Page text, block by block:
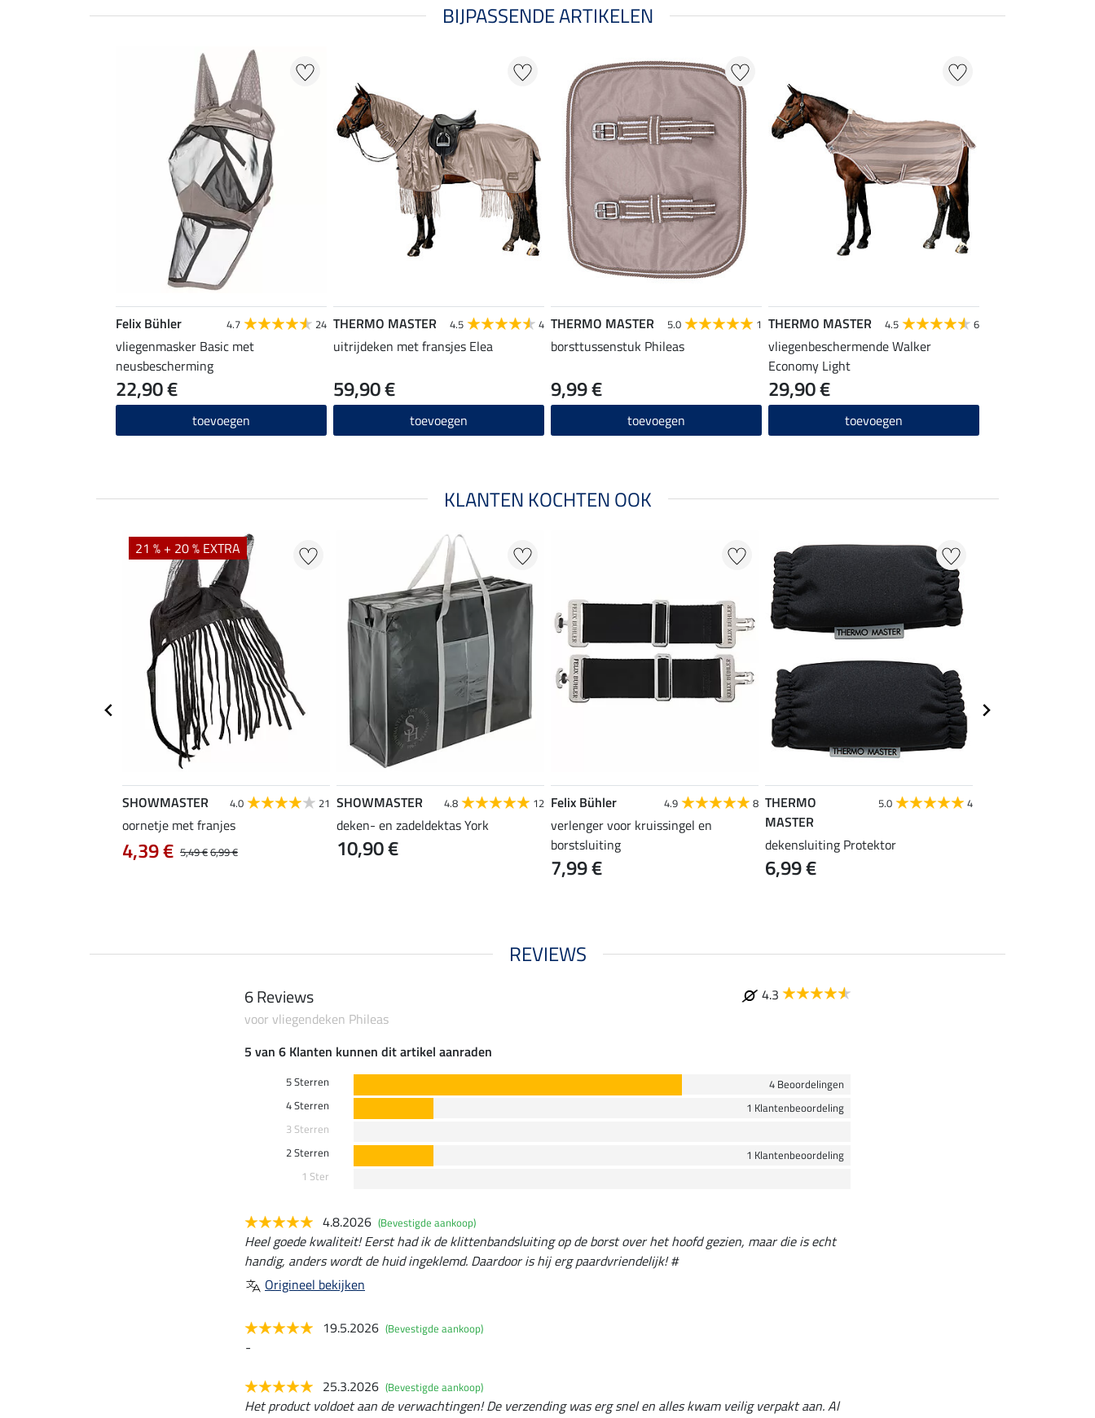
BIJPASSENDE ARTIKELEN
Felix Bühler 4.7 24
vliegenmasker Basic met
neusbescherming
22,90 €
toevoegen
THERMO MASTER 4.5 4
uitrijdeken met fransjes Elea
59,90 €
toevoegen
THERMO MASTER 5.0 1
borsttussenstuk Phileas
9,99 €
toevoegen
THERMO MASTER 4.5 6
vliegenbeschermende Walker
Economy Light
29,90 €
toevoegen
KLANTEN KOCHTEN OOK
21 % + 20 % EXTRA
SHOWMASTER 4.0 21
oornetje met franjes
5,49 €6,99 €
4,39 €
SHOWMASTER 4.8 12
deken- en zadeldektas York
10,90 €
Felix Bühler 4.9 8
verlenger voor kruissingel en
borstsluiting
7,99 €
THERMO
MASTER
5.0 4
dekensluiting Protektor
6,99 €
REVIEWS
6 Reviews
4.3
voor vliegendeken Phileas
5 van 6 Klanten kunnen dit artikel aanraden
5 Sterren
4 Beoordelingen
4 Sterren
1 Klantenbeoordeling
3 Sterren
2 Sterren
1 Klantenbeoordeling
1 Ster
4.8.2026 (Bevestigde aankoop)
Heel goede kwaliteit! Eerst had ik de klittenbandsluiting op de borst over het hoofd gezien, maar die is echt
handig, anders wordt de huid ingeklemd. Daardoor is hij erg paardvriendelijk! #
Origineel bekijken
19.5.2026 (Bevestigde aankoop)
-
25.3.2026 (Bevestigde aankoop)
Het product voldoet aan de verwachtingen! De verzending was erg snel en alles kwam veilig verpakt aan. Al